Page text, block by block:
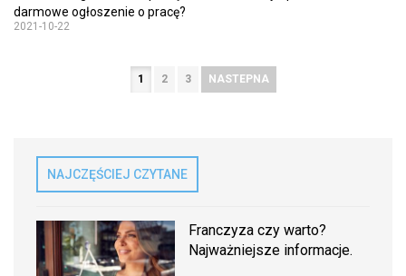
darmowe ogłoszenie o pracę?
2021-10-22
1 2 3 NASTEPNA
NAJCZĘŚCIEJ CZYTANE
Franczyza czy warto?
Najważniejsze informacje.